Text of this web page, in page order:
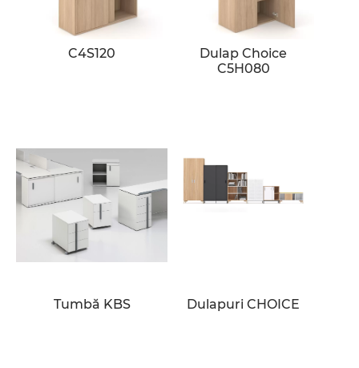
C4S120
Dulap Choice
C5H080
Tumbă KBS Dulapuri CHOICE